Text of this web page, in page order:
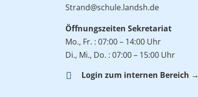
Strand@schule.landsh.de
Öffnungszeiten Sekretariat
Mo., Fr. : 07:00 – 14:00 Uhr
Di., Mi., Do. : 07:00 – 15:00 Uhr
 Login zum internen Bereich →